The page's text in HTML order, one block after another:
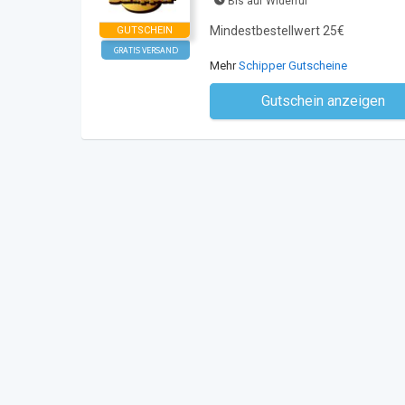
GUTSCHEIN
GRATIS VERSAND
Mindestbestellwert 25€
MehrSchipper Gutscheine
Gutschein anzeigen
Kein Code